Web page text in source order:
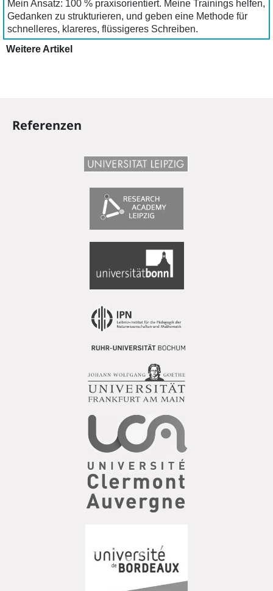
Mein Ansatz: 100 % praxisorientiert. Meine Trainings helfen,
Gedanken zu strukturieren, und geben eine Methode für
schnelleres, klareres, flüssigeres Schreiben.
Weitere Artikel
Referenzen